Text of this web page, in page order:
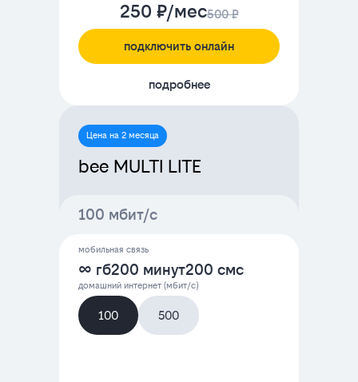
250 ₽/мес500 ₽
подключить онлайн
подробнее
Цена на 2 месяца
bee MULTI LITE
100 мбит/с
мобильная связь
∞ гб200 минут200 смс
домашний интернет (мбит/с)
100 500